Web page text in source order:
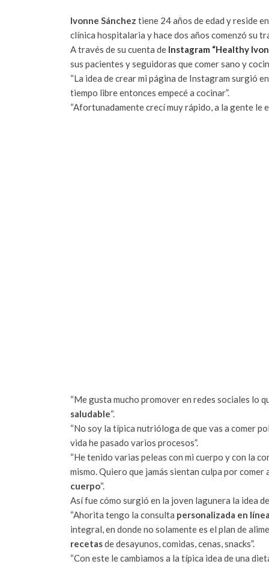
Ivonne Sánchez tiene 24 años de edad y reside
clínica hospitalaria y hace dos años comenzó su
A través de su cuenta de Instagram “Healthy
sus pacientes y seguidoras que comer sano y
“La idea de crear mi página de Instagram surgió
tiempo libre entonces empecé a cocinar”.
“Afortunadamente crecí muy rápido, a la gente le
“Me gusta mucho promover en redes sociales lo
saludable“.
“No soy la típica nutrióloga de que vas a comer
vida he pasado varios procesos”.
“He tenido varias peleas con mi cuerpo y con la
mismo. Quiero que jamás sientan culpa por
cuerpo“.
Así fue cómo surgió en la joven lagunera la idea
“Ahorita tengo la consulta personalizada en línea
integral, en donde no solamente es el plan de
recetasde desayunos, comidas, cenas, snacks”.
“Con este le cambiamos a la típica idea de una